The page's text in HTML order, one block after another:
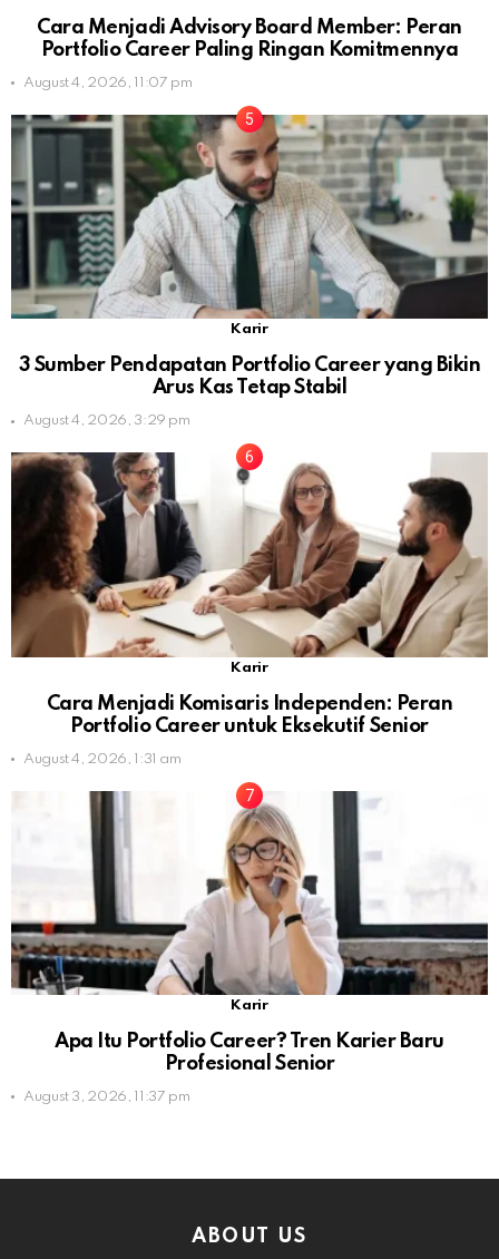
Cara Menjadi Advisory Board Member: Peran
Portfolio Career Paling Ringan Komitmennya
August 4, 2026, 11:07 pm
Karir
3 Sumber Pendapatan Portfolio Career yang Bikin
Arus Kas Tetap Stabil
August 4, 2026, 3:29 pm
Karir
Cara Menjadi Komisaris Independen: Peran
Portfolio Career untuk Eksekutif Senior
August 4, 2026, 1:31 am
Karir
Apa Itu Portfolio Career? Tren Karier Baru
Profesional Senior
August 3, 2026, 11:37 pm
ABOUT US